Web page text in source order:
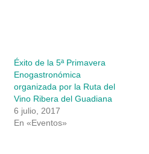
Éxito de la 5ª Primavera
Enogastronómica
organizada por la Ruta del
Vino Ribera del Guadiana
6 julio, 2017
En «Eventos»